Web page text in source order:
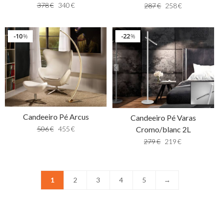
378€ 340€ 287€ 258€
%
10
Candeeiro Pé Arcus
506€ 455€
%
22
Candeeiro Pé Varas
Cromo/blanc 2L
279€ 219 €
1 2 3 4 5 →